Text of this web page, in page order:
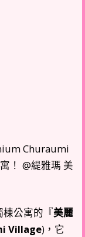
公寓的『美麗
Village)，它